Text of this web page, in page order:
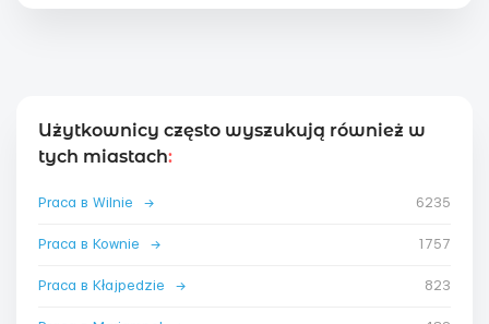
Użytkownicy często wyszukują również w
tych miastach:
Praca в Wilnie → 6235
Praca в Kownie → 1757
Praca в Kłajpedzie → 823